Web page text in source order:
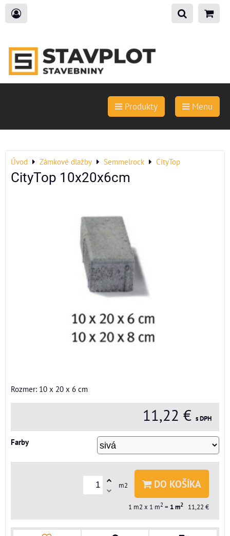
Produkty Menu
Úvod Zámkové dlažby Semmelrock CityTop
CityTop 10x20x6cm
Rozmer: 10 x 20 x 6 cm
11,22 € s DPH
Farby
m2 DO KOŠÍKA
1 m2 x 1 m2 = 1m2 11,22 €